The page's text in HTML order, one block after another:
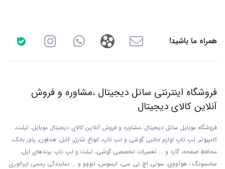
همراه ما باشید!
فروشگاه اینترنتی ساتل دیجیتال ،مشاوره و فروش
آنلاین کالای دیجیتال
فروشگاه موبایل ساتل دیجیتال ،مشاوره و فروش آنلاین کالای دیجیتال موبایل، تبلت،
کامپیوتر، لپ تاپ لوازم جانبی گوشی و لپ تاپ، انواع شارژر، کابل، هدفون، پاور بانک،
محافظ صفحه، گارد و ... تعمیرات تخصصی گوشی، تبلت و لپ تاپ برندهای اپل،
سامسونگ ، هوآووی، سونی اچ تی سی، ایسوس، لنووو و ... نمایندگی رسمی اپراتوری